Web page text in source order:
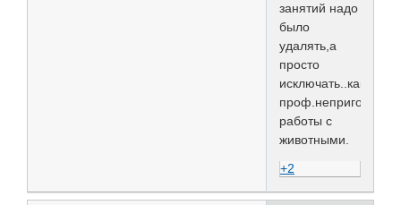
занятий надо
было
удалять,а
просто
исключать..как
работы с
животными.
+2